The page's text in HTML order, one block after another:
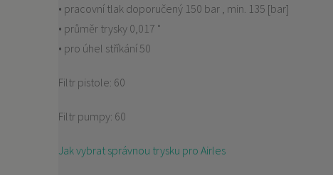
• pracovní tlak doporučený 150 bar , min. 135 [bar]
• průměr trysky 0,017 "
• pro úhel stříkání 50
Filtr pistole: 60
Filtr pumpy: 60
Jak vybrat správnou trysku pro Airles